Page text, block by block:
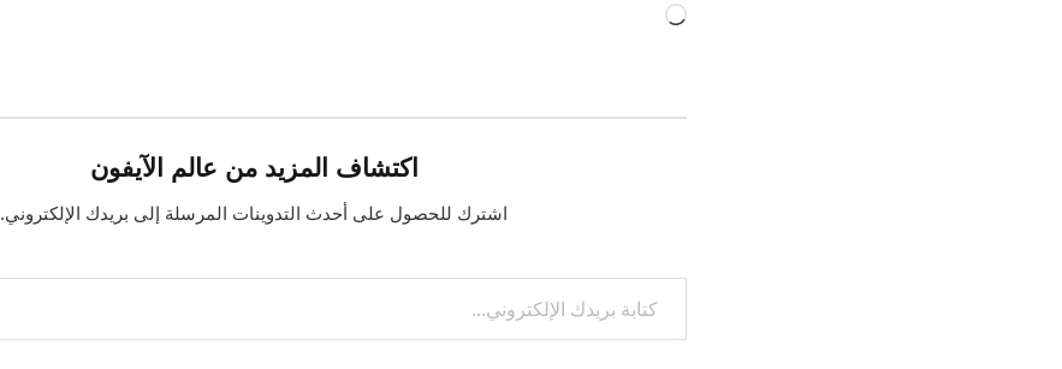
جاري
اكتشاف المزيد من عالم الآيفون
اشترك للحصول على أحدث التدوينات المرسلة إلى بريدك الإلكتروني.
كتابة بريدك الإلكتروني...